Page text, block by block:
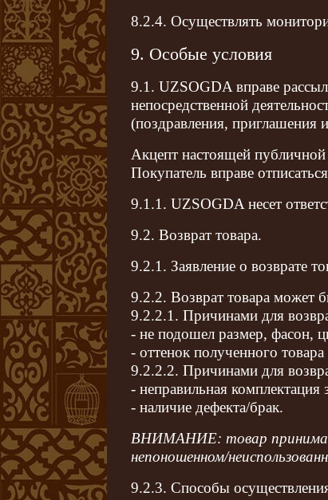
8.2.4. Осуществлять
9. Особые условия
9.1. UZSOGDA вправе
непосредственной
(поздравления, приглашения
Акцепт настоящей публичной
Покупатель вправе
9.1.1. UZSOGDA несет
9.2. Возврат товара.
9.2.1. Заявление о возврате
9.2.2. Возврат товара может
9.2.2.1. Причинами для
- не подошел размер, фасон,
- оттенок полученного
9.2.2.2. Причинами для
- неправильная комплектация
- наличие дефекта/брак.
ВНИМАНИЕ: товар
непоношенном/
9.2.3. Способы